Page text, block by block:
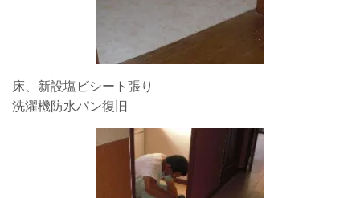
床、新設塩ビシート張り
洗濯機防水パン復旧